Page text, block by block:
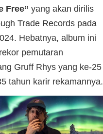
Free” yang akan dirilis
Trade Records pada
Hebatnya, album ini
pemutaran
Gruff Rhys yang ke-25
tahun karir rekamannya.